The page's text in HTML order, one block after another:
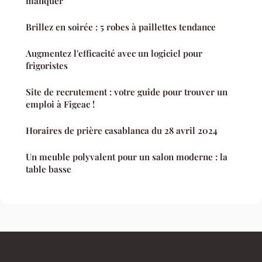
Brillez en soirée : 5 robes à paillettes tendance
Augmentez l'efficacité avec un logiciel pour
frigoristes
Site de recrutement : votre guide pour trouver un
emploi à Figeac !
Horaires de prière casablanca du 28 avril 2024
Un meuble polyvalent pour un salon moderne : la
table basse